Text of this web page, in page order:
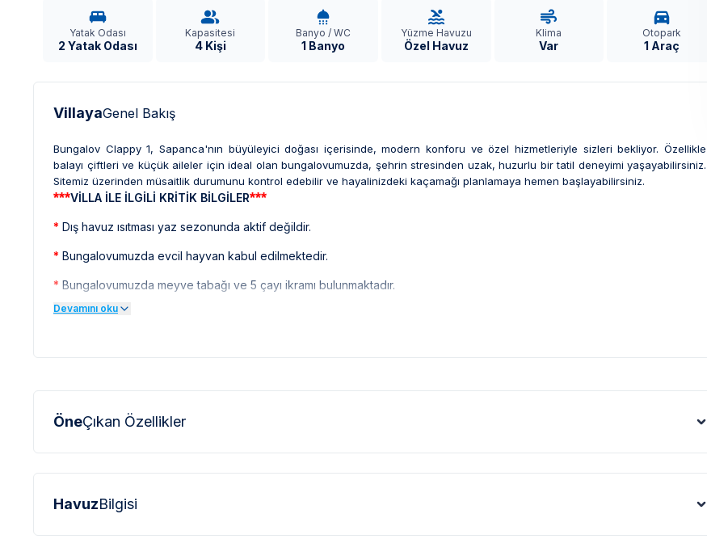
Yatak Odası
2 Yatak Odası
Kapasitesi
4 Kişi
Banyo / WC
1 Banyo
Yüzme Havuzu
Özel Havuz
Klima
Var
Otopark
1 Araç
VillayaGenel Bakış
Bungalov Clappy 1, Sapanca'nın büyüleyici doğası içerisinde, modern konforu ve özel hizmetleriyle sizleri bekliyor. Özellikle
balayı çiftleri ve küçük aileler için ideal olan bungalovumuzda, şehrin stresinden uzak, huzurlu bir tatil deneyimi yaşayabilirsiniz.
Sitemiz üzerinden müsaitlik durumunu kontrol edebilir ve hayalinizdeki kaçamağı planlamaya hemen başlayabilirsiniz.
***VİLLA İLE İLGİLİ KRİTİK BİLGİLER***
* Dış havuz ısıtması yaz sezonunda aktif değildir.
* Bungalovumuzda evcil hayvan kabul edilmektedir.
* Bungalovumuzda meyve tabağı ve 5 çayı ikramı bulunmaktadır.
*Çıkış yaptığınız esnada herhangi bir hasar durumu mevcut ise hasar tutarı misafirlerimizden tahsil edilmektedir.
sinek vb. bulunma ihtimali bulunmaktadır.
*Bu evin resimleri sitemizde yer alan diğer evlerin resimleri gibi görüntüyü ekrana sığdırmak amacıyla, geniş açılı lens ve
olarak görülebilmektedir.
***BÖLGE İLE İLGİLİ KRİTİK BİLGİLER***
elektrik ve su kesintileri yaşanabilmektedir.
Devamını oku
ÖneÇıkan Özellikler
HavuzBilgisi